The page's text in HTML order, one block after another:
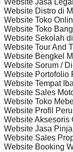
Website Jasa
Website Distro di
Website Toko
Website Toko
Website Sekolah
Website Tour And
Website Bengkel
Website Sorum /
Website Portofolio
Website Tempat
Website Sales
Website Toko
Website Profil
Website Aksesoris
Website Jasa
Website Sales
Website Booking